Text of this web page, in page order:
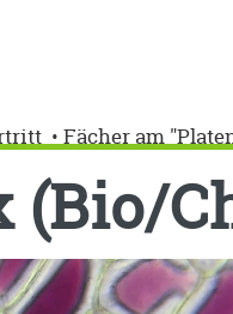
•Fächer am
(Bio/